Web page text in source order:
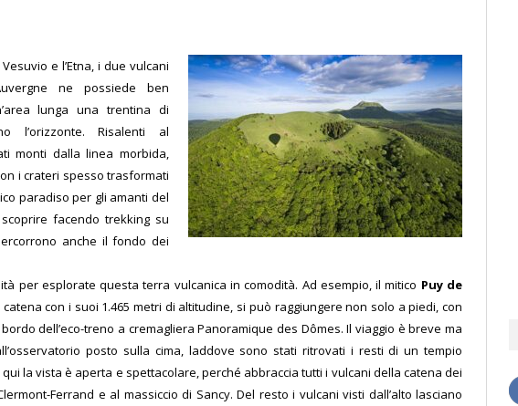
e l’Etna, i due vulcani
ne possiede ben
lunga una trentina di
l’orizzonte. Risalenti al
monti dalla linea morbida,
i crateri spesso trasformati
paradiso per gli amanti del
facendo trekking su
anche il fondo dei
per esplorate questa terra vulcanica in comodità. Ad esempio, il mitico Puy de
catena con i suoi 1.465 metri di altitudine, si può raggiungere non solo a piedi, con
dell’eco-treno a cremagliera Panoramique des Dômes. Il viaggio è breve ma
posto sulla cima, laddove sono stati ritrovati i resti di un tempio
la vista è aperta e spettacolare, perché abbraccia tutti i vulcani della catena dei
Ferrand e al massiccio di Sancy. Del resto i vulcani visti dall’alto lasciano